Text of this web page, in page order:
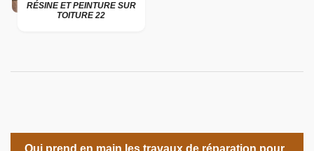
RÉSINE ET PEINTURE SUR
TOITURE 22
Qui prend en main les travaux de réparation pour